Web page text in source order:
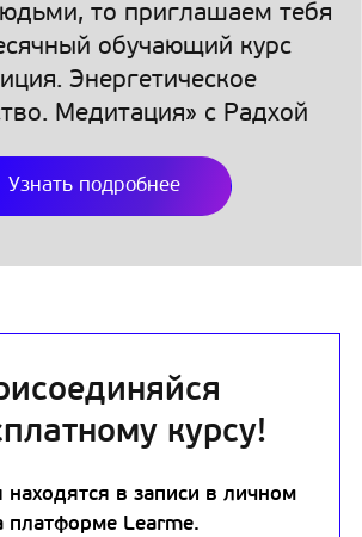
то приглашаем тебя
обучающий курс
Энергетическое
Медитация» с Радхой
Узнать подробнее
курсу!
находятся в записи в личном
платформе Learme.